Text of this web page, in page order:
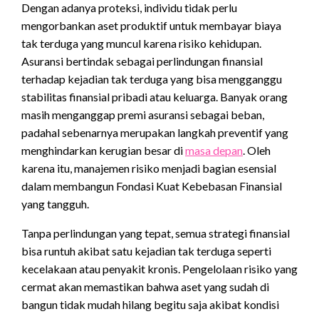
Dengan adanya proteksi, individu tidak perlu
mengorbankan aset produktif untuk membayar biaya
tak terduga yang muncul karena risiko kehidupan.
Asuransi bertindak sebagai perlindungan finansial
terhadap kejadian tak terduga yang bisa mengganggu
stabilitas finansial pribadi atau keluarga. Banyak orang
masih menganggap premi asuransi sebagai beban,
padahal sebenarnya merupakan langkah preventif yang
menghindarkan kerugian besar dimasa depan . Oleh
karena itu, manajemen risiko menjadi bagian esensial
dalam membangun Fondasi Kuat Kebebasan Finansial
yang tangguh.
Tanpa perlindungan yang tepat, semua strategi finansial
bisa runtuh akibat satu kejadian tak terduga seperti
kecelakaan atau penyakit kronis. Pengelolaan risiko yang
cermat akan memastikan bahwa aset yang sudah di
bangun tidak mudah hilang begitu saja akibat kondisi